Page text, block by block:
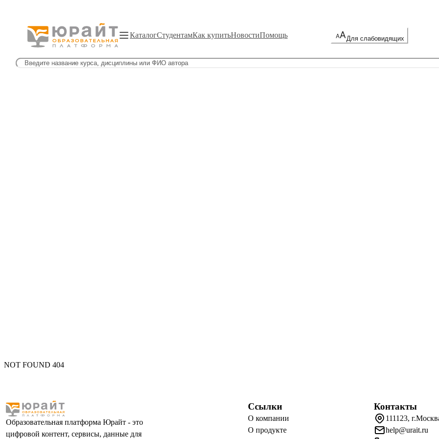
КаталогСтудентамКак купитьНовостиПомощь Для слабовидящих
NOT FOUND 404
Образовательная платформа Юрайт - это
цифровой контент, сервисы, данные для
Ссылки
О компании
О продукте
Контакты
111123,
help@urait.ru